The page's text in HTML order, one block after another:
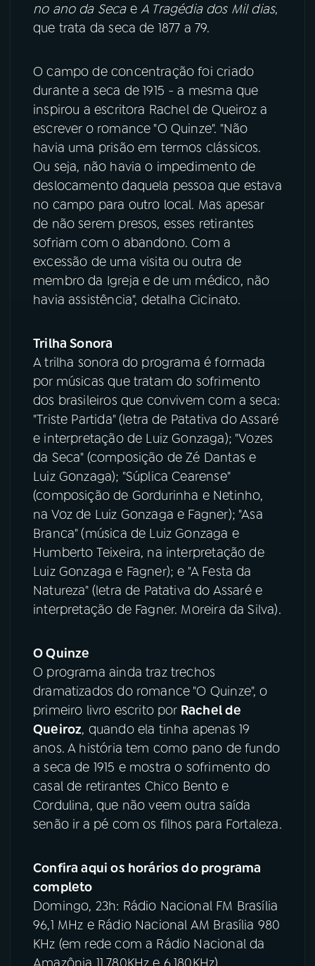
ACOMPANHE A RÁDIO NACIONAL
Instagram X
TikTok
no ano da SecaeA Tragédia dos Mil dias,
que trata da seca de 1877 a 79.
O campo de concentração foi criado
durante a seca de 1915 - a mesma que
inspirou a escritora Rachel de Queiroz a
escrever o romance "O Quinze". "Não
havia uma prisão em termos clássicos.
Ou seja, não havia o impedimento de
deslocamento daquela pessoa que estava
no campo para outro local. Mas apesar
de não serem presos, esses retirantes
sofriam com o abandono. Com a
excessão de uma visita ou outra de
membro da Igreja e de um médico, não
havia assistência", detalha Cicinato.
Trilha Sonora
A trilha sonora do programa é formada
por músicas que tratam do sofrimento
dos brasileiros que convivem com a seca:
"Triste Partida" (letra de Patativa do Assaré
e interpretação de Luiz Gonzaga); "Vozes
da Seca" (composição de Zé Dantas e
Luiz Gonzaga); "Súplica Cearense"
(composição de Gordurinha e Netinho,
na Voz de Luiz Gonzaga e Fagner); "Asa
Branca" (música de Luiz Gonzaga e
Humberto Teixeira, na interpretação de
Luiz Gonzaga e Fagner); e "A Festa da
Natureza" (letra de Patativa do Assaré e
interpretação de Fagner. Moreira da Silva).
O Quinze
O programa ainda traz trechos
dramatizados do romance "O Quinze", o
primeiro livro escrito por Rachel de
Queiroz, quando ela tinha apenas 19
anos. A história tem como pano de fundo
a seca de 1915 e mostra o sofrimento do
casal de retirantes Chico Bento e
Cordulina, que não veem outra saída
senão ir a pé com os filhos para Fortaleza.
Confira aqui os horários do programa
completo
Domingo, 23h: Rádio Nacional FM Brasília
96,1 MHz e Rádio Nacional AM Brasília 980
KHz (em rede com a Rádio Nacional da